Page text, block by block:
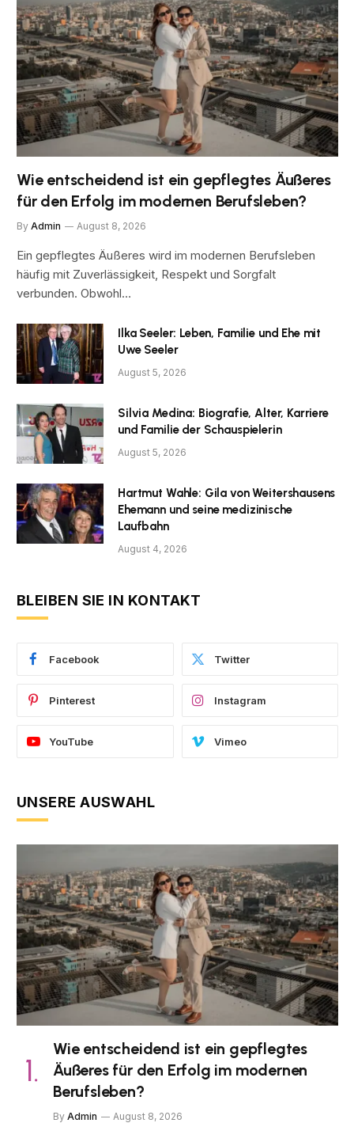
Wie entscheidend ist ein gepflegtes Äußeres
für den Erfolg im modernen Berufsleben?
By Admin August 8, 2026
Ein gepflegtes Äußeres wird im modernen Berufsleben
häufig mit Zuverlässigkeit, Respekt und Sorgfalt
verbunden. Obwohl…
Ilka Seeler: Leben, Familie und Ehe mit
Uwe Seeler
August 5, 2026
Silvia Medina: Biografie, Alter, Karriere
und Familie der Schauspielerin
August 5, 2026
Hartmut Wahle: Gila von Weitershausens
Ehemann und seine medizinische
Laufbahn
August 4, 2026
BLEIBEN SIE IN KONTAKT
Facebook Twitter
Pinterest Instagram
YouTube Vimeo
UNSERE AUSWAHL
Wie entscheidend ist ein gepflegtes
Äußeres für den Erfolg im modernen
Berufsleben?
By Admin August 8, 2026